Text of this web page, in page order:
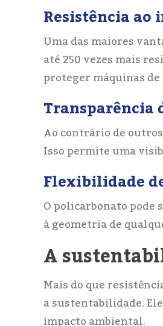
Resistência ao
Uma das maiores
até 250 vezes mais
proteger máquinas
Transparência
Ao contrário de
Isso permite uma
Flexibilidade
O policarbonato
à geometria de
A
Mais do que
a sustentabilidade.